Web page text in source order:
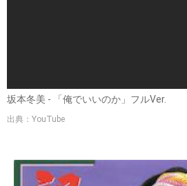
坂本冬美 - 「俺でいいのか」フルVer.
出典：YouTube